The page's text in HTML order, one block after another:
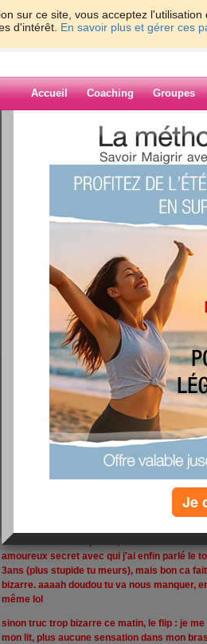
sur ce site, vous acceptez
d'intérêt. En savoir plus et gérer ces
Accueil Coaching Groupes
> > Enfiiiiiiin !!!!
Blog de Muffin
Enfiiiiiiin !!!!
et si tout s'est bien passé, adieu la fac !!!
amoureux secret avec qui j'ai enfin parlé le
3ans (plus stupide tu meurs), mais bon ca
bizarre. aaaah doudou tu va nous manquer,
même lol
sinon truc trop bizarre ce matin, le flip : je
mon lit, plus aucune sensation dans mon
Je